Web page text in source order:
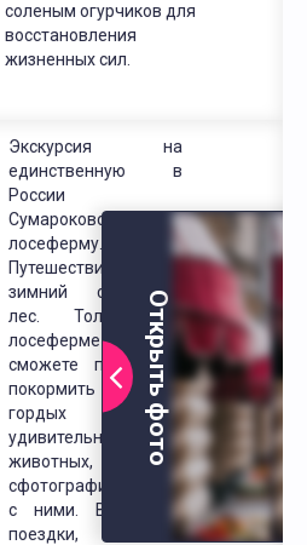
соленым огурчиков для
восстановления
жизненных сил.
Экскурсия на
единственную в
России
Сумароковскую
лосеферму.
Путешествие в
зимний сказочный
лес. Только на
лосеферме Вы
сможете погладить,
покормить этих
гордых и
удивительных
животных, а также
сфотографироваться
с ними. Во время
поездки, Вам
Открыть фото